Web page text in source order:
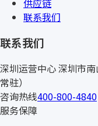
联系我们
联系我们
深圳运营中心深圳市
常驻）
咨询热线400-800-4840
服务保障